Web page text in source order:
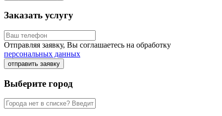
Заказать услугу
Отправляя заявку, Вы соглашаетесь на обработку
персональных данных
отправить заявку
Выберите город